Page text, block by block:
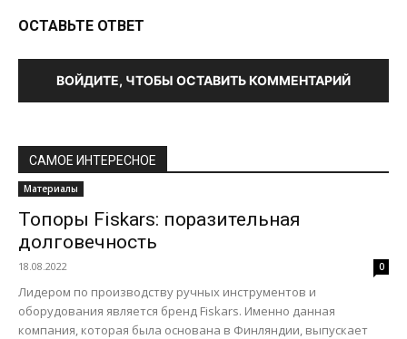
ОСТАВЬТЕ ОТВЕТ
ВОЙДИТЕ, ЧТОБЫ ОСТАВИТЬ КОММЕНТАРИЙ
САМОЕ ИНТЕРЕСНОЕ
Материалы
Топоры Fiskars: поразительная
долговечность
18.08.2022 0
Лидером по производству ручных инструментов и
оборудования является бренд Fiskars. Именно данная
компания, которая была основана в Финляндии, выпускает